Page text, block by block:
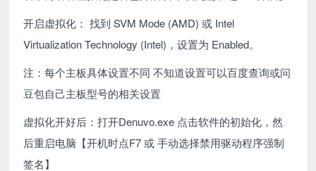
开启虚拟化： 找到 SVM Mode (AMD) 或 Intel
Virtualization Technology (Intel)，设置为 Enabled。
注：每个主板具体设置不同 不知道设置可以百度查询或问
豆包自己主板型号的相关设置
虚拟化开好后：打开Denuvo.exe 点击软件的初始化，然
后重启电脑【开机时点F7 或 手动选择禁用驱动程序强制
签名】